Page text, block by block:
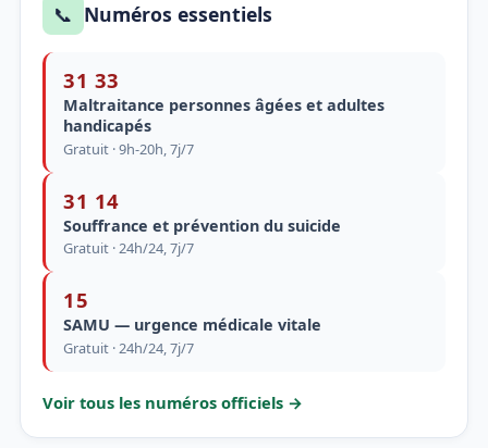
📞 Numéros essentiels
31 33
Maltraitance personnes âgées et adultes
handicapés
Gratuit · 9h-20h, 7j/7
31 14
Souffrance et prévention du suicide
Gratuit · 24h/24, 7j/7
15
SAMU — urgence médicale vitale
Gratuit · 24h/24, 7j/7
Voir tous les numéros officiels →